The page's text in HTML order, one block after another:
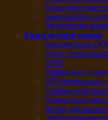
Культурно-
Інноваційна
Результати
Комп’ютерні науки
Акредитація
Опис
ОПП
Навчальні плани
ОП профільної
Графік
Навчально-
Вибір дисциплін
Забезпечення